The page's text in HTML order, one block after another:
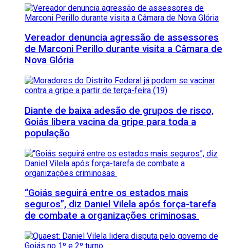
Vereador denuncia agressão de assessores
de Marconi Perillo durante visita a Câmara de
Nova Glória
Diante de baixa adesão de grupos de risco,
Goiás libera vacina da gripe para toda a
população
“Goiás seguirá entre os estados mais
seguros”, diz Daniel Vilela após força-tarefa
de combate a organizações criminosas